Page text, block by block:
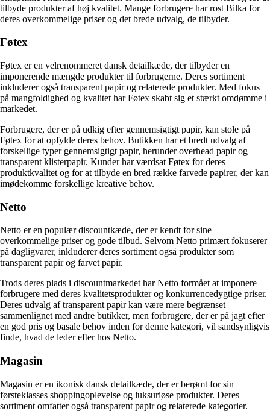
tilbyde produkter af høj kvalitet. Mange forbrugere har rost Bilka for
deres overkommelige priser og det brede udvalg, de tilbyder.
Føtex
Føtex er en velrenommeret dansk detailkæde, der tilbyder en
imponerende mængde produkter til forbrugerne. Deres sortiment
inkluderer også transparent papir og relaterede produkter. Med fokus
på mangfoldighed og kvalitet har Føtex skabt sig et stærkt omdømme i
markedet.
Forbrugere, der er på udkig efter gennemsigtigt papir, kan stole på
Føtex for at opfylde deres behov. Butikken har et bredt udvalg af
forskellige typer gennemsigtigt papir, herunder overhead papir og
transparent klisterpapir. Kunder har værdsat Føtex for deres
produktkvalitet og for at tilbyde en bred række farvede papirer, der kan
imødekomme forskellige kreative behov.
Netto
Netto er en populær discountkæde, der er kendt for sine
overkommelige priser og gode tilbud. Selvom Netto primært fokuserer
på dagligvarer, inkluderer deres sortiment også produkter som
transparent papir og farvet papir.
Trods deres plads i discountmarkedet har Netto formået at imponere
forbrugere med deres kvalitetsprodukter og konkurrencedygtige priser.
Deres udvalg af transparent papir kan være mere begrænset
sammenlignet med andre butikker, men forbrugere, der er på jagt efter
en god pris og basale behov inden for denne kategori, vil sandsynligvis
finde, hvad de leder efter hos Netto.
Magasin
Magasin er en ikonisk dansk detailkæde, der er berømt for sin
førsteklasses shoppingoplevelse og luksuriøse produkter. Deres
sortiment omfatter også transparent papir og relaterede kategorier.